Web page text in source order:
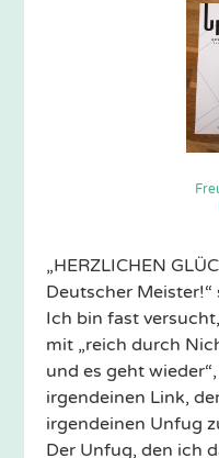
„HERZLICHEN
Deutscher
Ich bin fast
mit „reich durch
und es geht
irgendeinen Link,
irgendeinen Unfug
Der Unfug, den ich